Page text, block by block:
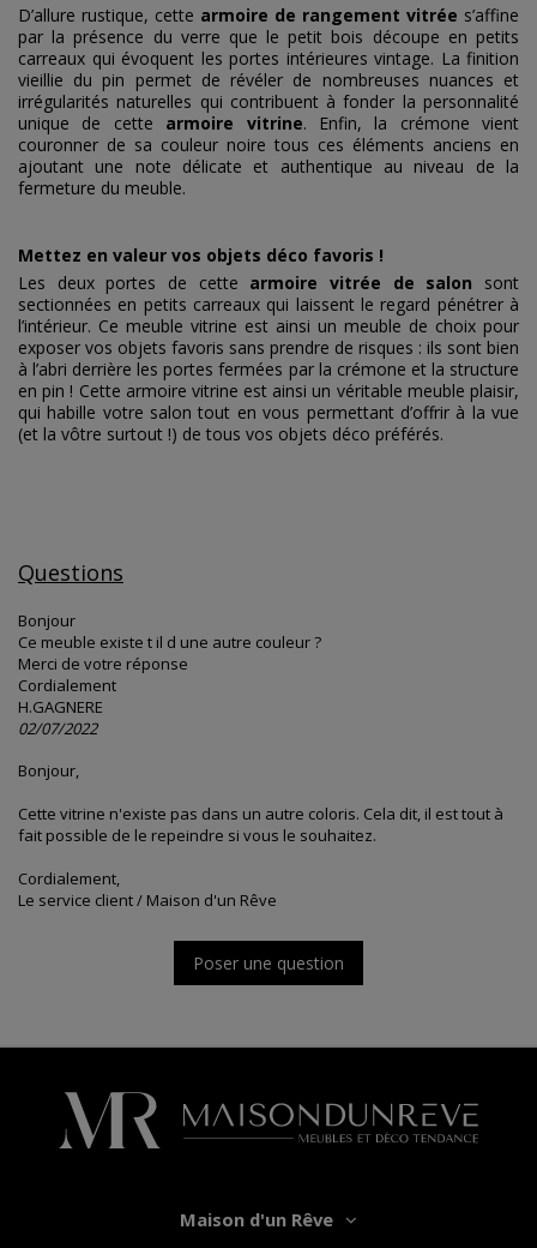
D’allure rustique, cette armoire de rangement vitrée s’affine
par la présence du verre que le petit bois découpe en petits
carreaux qui évoquent les portes intérieures vintage. La finition
vieillie du pin permet de révéler de nombreuses nuances et
irrégularités naturelles qui contribuent à fonder la personnalité
unique de cette armoire vitrine. Enfin, la crémone vient
couronner de sa couleur noire tous ces éléments anciens en
ajoutant une note délicate et authentique au niveau de la
fermeture du meuble.
Mettez en valeur vos objets déco favoris !
Les deux portes de cette armoire vitrée de salon sont
sectionnées en petits carreaux qui laissent le regard pénétrer à
l’intérieur. Ce meuble vitrine est ainsi un meuble de choix pour
exposer vos objets favoris sans prendre de risques : ils sont bien
à l’abri derrière les portes fermées par la crémone et la structure
en pin ! Cette armoire vitrine est ainsi un véritable meuble plaisir,
qui habille votre salon tout en vous permettant d’offrir à la vue
(et la vôtre surtout !) de tous vos objets déco préférés.
Questions
Bonjour
Ce meuble existe t il d une autre couleur ?
Merci de votre réponse
Cordialement
H.GAGNERE
02/07/2022
Bonjour,
Cette vitrine n'existe pas dans un autre coloris. Cela dit, il est tout à
fait possible de le repeindre si vous le souhaitez.
Cordialement,
Le service client / Maison d'un Rêve
Poser une question
Maison d'un Rêve